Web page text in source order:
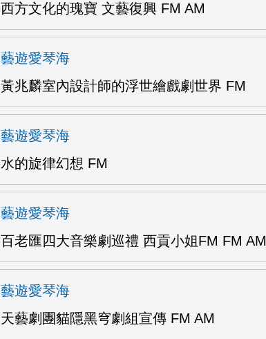
西方文化的瑰寶 文藝復興 FM AM
藝遊愛琴海
黃兆麟室內設計師的浮世繪戲劇世界 FM
藝遊愛琴海
水的旋律幻想 FM
藝遊愛琴海
百老匯四大音樂劇巡禮 西貢小姐FM FM AM
藝遊愛琴海
天藝劇團貓隱黑穹劇組宣傳 FM AM